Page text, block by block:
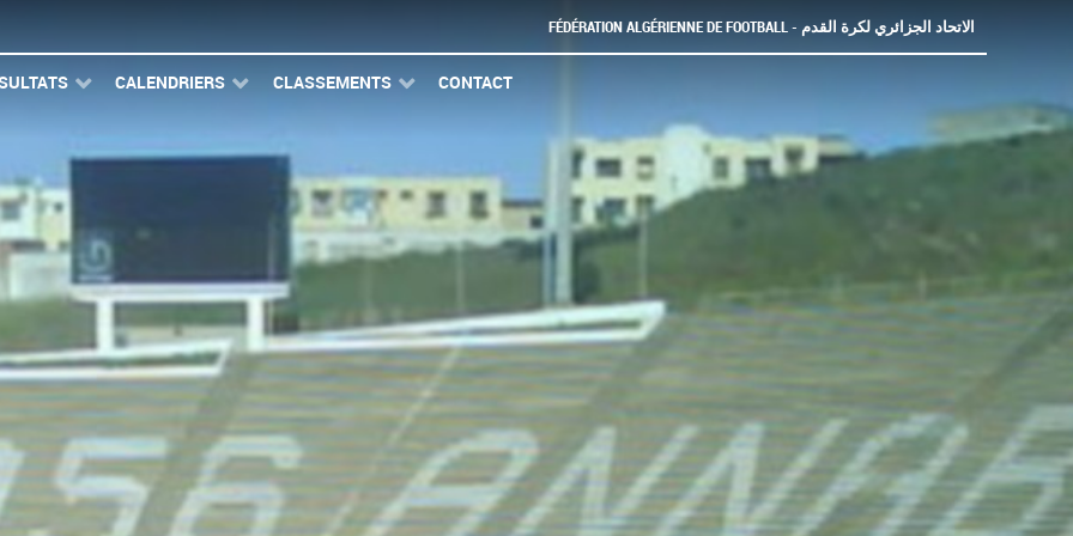
FÉDÉRATION ALGÉRIENNE DE FOOTBALL - الاتحاد الجزائري لكرة القدم
CALENDRIERS CLASSEMENTS CONTACT